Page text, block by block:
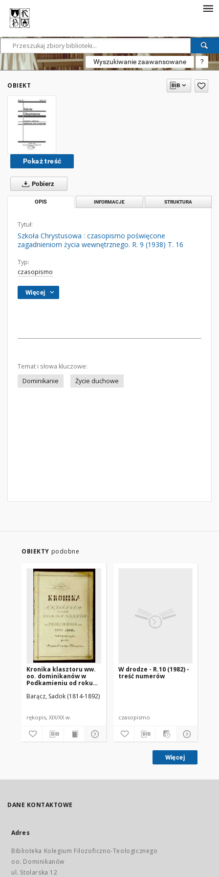
Wyszukiwanie zaawansowane ?
OBIEKT
Pokaż treść
Pobierz
OPIS INFORMACJE STRUKTURA
Tytuł:
Szkoła Chrystusowa : czasopismo poświęcone
zagadnieniom życia wewnętrznego. R. 9 (1938) T. 16
Typ:
czasopismo
Więcej
Temat i słowa kluczowe:
Dominikanie
Życie duchowe
OBIEKTY podobne
Kronika klasztoru ww.
oo. dominikanów w
Podkamieniu od roku
księdza Sadoka
Barącz, Sadok (1814-1892)
rękopis, XIX/XX w.
W drodze - R.10 (1982) -
treść numerów
czasopismo
Więcej
DANE KONTAKTOWE
Adres
Biblioteka Kolegium Filozoficzno-Teologicznego
oo. Dominikanów
ul. Stolarska 12